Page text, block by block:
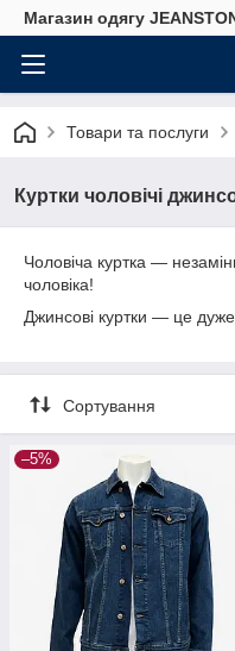
Магазин одягу
Товари та послуги
Куртки чоловічі
Чоловіча куртка ―
чоловіка!
Джинсові куртки ― це
Сортування
–5%